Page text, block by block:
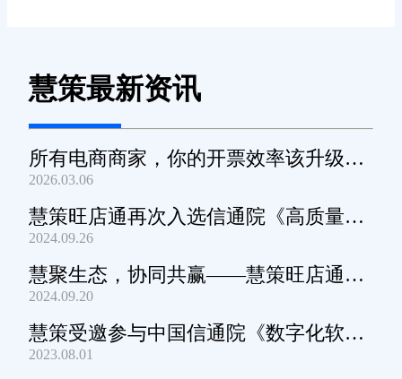
慧策最新资讯
所有电商商家，你的开票效率该升级
了！
2026.03.06
慧策旺店通再次入选信通院《高质量数
字化转型产品及服务全景图》
2024.09.26
慧聚生态，协同共赢——慧策旺店通生
态交流会深圳站圆满举办
2024.09.20
慧策受邀参与中国信通院《数字化软件
产品及服务能力》规范编制工作
2023.08.01